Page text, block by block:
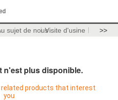
sujet de nousVisite d'usine >>
n'est plus disponible.
related products that interest
you